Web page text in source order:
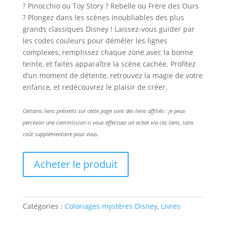
? Pinocchio ou Toy Story ? Rebelle ou Frère des Ours
? Plongez dans les scènes inoubliables des plus
grands classiques Disney ! Laissez-vous guider par
les codes couleurs pour démêler les lignes
complexes, remplissez chaque zone avec la bonne
teinte, et faites apparaître la scène cachée. Profitez
d’un moment de détente, retrouvez la magie de votre
enfance, et redécouvrez le plaisir de créer.
Certains liens présents sur cette page sont des liens affiliés : je peux
percevoir une commission si vous effectuez un achat via ces liens, sans
coût supplémentaire pour vous.
Acheter le produit
Catégories : Coloriages mystères Disney, Livres